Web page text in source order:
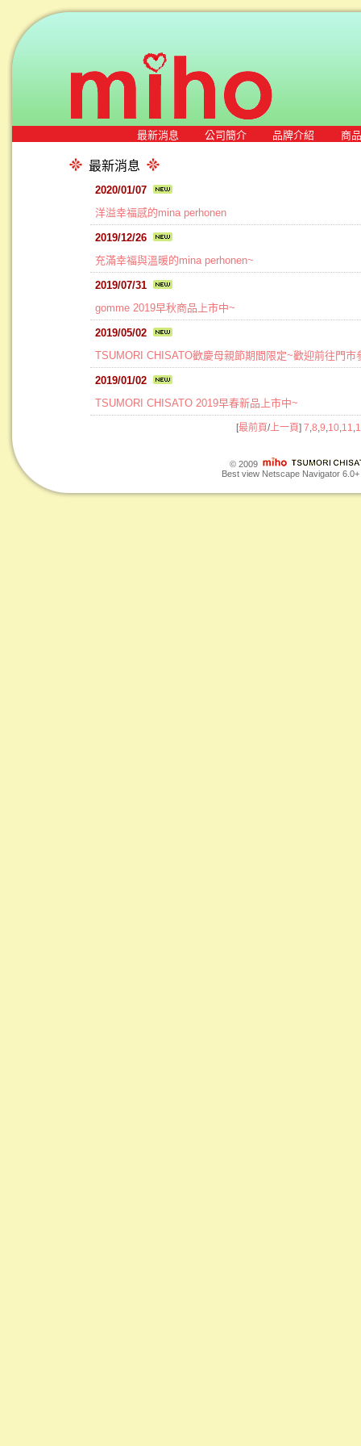
最新消息 公司簡介 品牌介紹 商
最新消息
2020/01/07
洋溢幸福感的mina perhonen
2019/12/26
充滿幸福與溫暖的mina perhonen~
2019/07/31
gomme 2019早秋商品上市中~
2019/05/02
TSUMORI CHISATO歡慶母親節期間限定~歡迎前往門市
2019/01/02
TSUMORI CHISATO 2019早春新品上市中~
[最前頁/上一頁] 7 8 9 10 11
© 2009
Best view Netscape Navigator